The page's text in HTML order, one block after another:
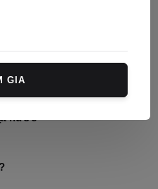
chấp đất đai mới nhất
THEO
nước
GIA